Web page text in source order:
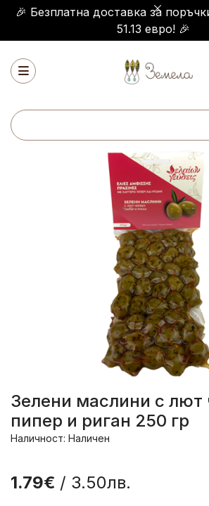
🎉 Безплатна доставка за
51.13 евро! 🎉
Зелени маслини с лют
пипер и риган 250 гр
Наличност: Наличен
1.79€ / 3.50лв.